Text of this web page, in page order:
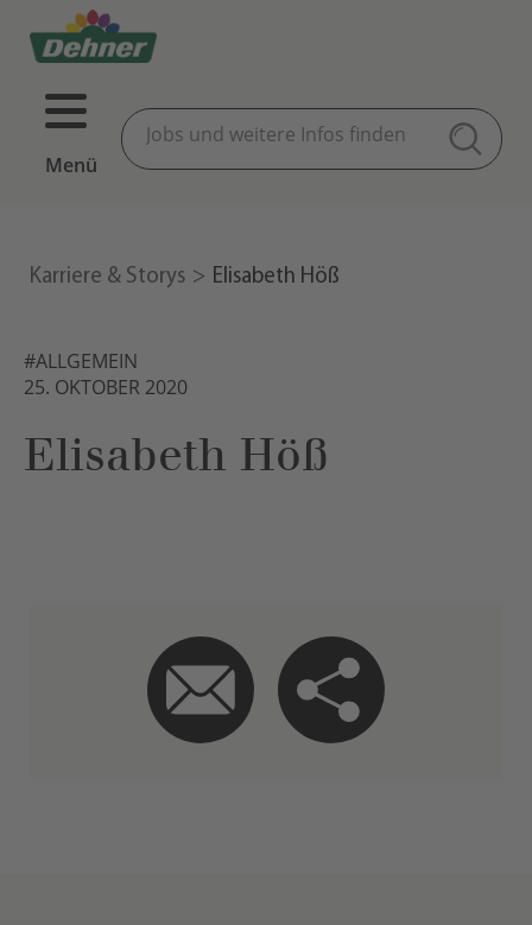
Menü
Karriere & Storys Elisabeth Höß
#ALLGEMEIN
25. OKTOBER 2020
Elisabeth Höß